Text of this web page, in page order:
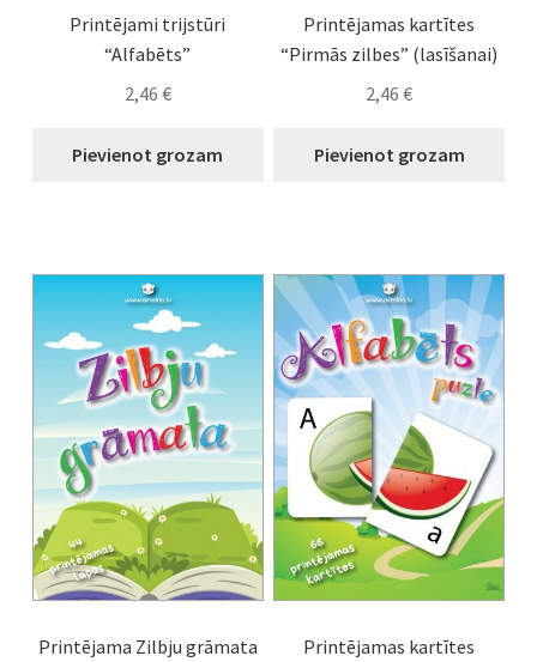
Printējami trijstūri
“Alfabēts”
2,46 €
Pievienot grozam
Printējamas kartītes
“Pirmās zilbes” (lasīšanai)
2,46€
Pievienot grozam
Printējama Zilbju grāmata
Printējamas kartītes